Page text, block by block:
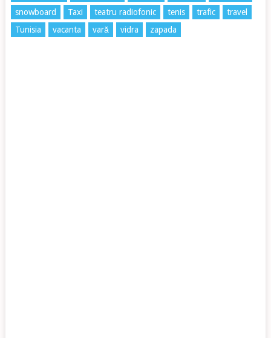
snowboard
Taxi teatru radiofonic tenis trafic
travel
Tunisia
vacanta vară vidra zapada